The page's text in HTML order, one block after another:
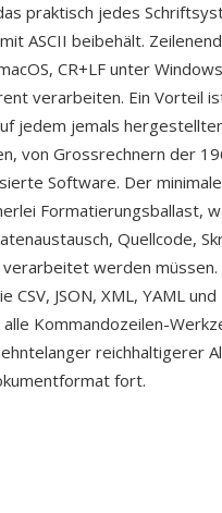
praktisch jedes
ASCII beibehält.
CR+LF unter
verarbeiten. Ein Vorteil
jedem jemals
von Grossrechnern der
Software. Der
Formatierungsballast,
Quellcode,
werden
JSON, XML, YAML
Kommandozeilen-
reichhaltigerer
fort.